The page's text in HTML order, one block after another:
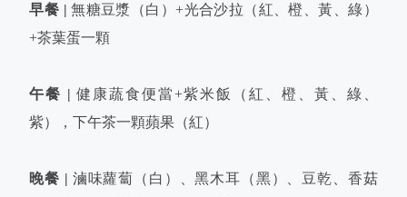
早餐 | 無糖豆漿（白）+光合沙拉（紅、橙、黃、綠）
+茶葉蛋一顆
午餐 |健康蔬食便當+紫米飯（紅、橙、黃、綠、
紫），下午茶一顆蘋果（紅）
晚餐 | 滷味蘿蔔（白）、黑木耳（黑）、豆乾、香菇